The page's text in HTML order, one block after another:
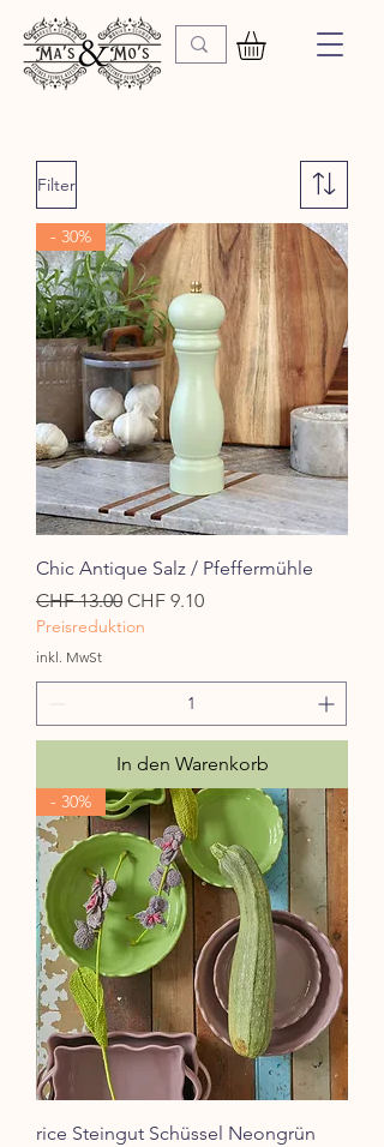
Filter
- 30%
Chic Antique Salz / Pfeffermühle
Standardpreis
CHF 13.00 Sale-Preis
CHF 9.10
Preisreduktion
inkl. MwSt
In den Warenkorb
- 30%
rice Steingut Schüssel Neongrün